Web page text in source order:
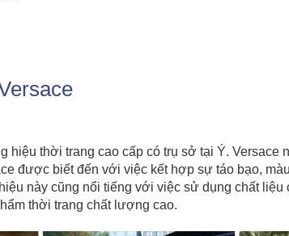
hiệu thời trang cao cấp có trụ sở tại Ý. Versace
được biết đến với việc kết hợp sự táo bạo,
này cũng nổi tiếng với việc sử dụng chất liệu
thời trang chất lượng cao.